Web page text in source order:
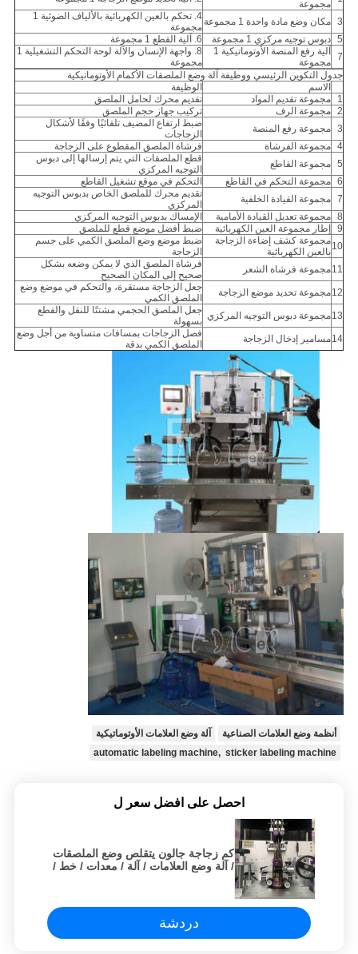
مجموعة
3 مكان وضع مادة واحدة 1 مجموعة
4. تحكم بالعين الكهربائية بالألياف الضوئية 1
مجموعة
5 دبوس توجيه مركزي 1 مجموعة
6. آلية القطع 1 مجموعة
7
آلية رفع المنصة الأوتوماتيكية 1
مجموعة
8. واجهة الإنسان والآلة لوحة التحكم التشغيلية 1
مجموعة
جدول التكوين الرئيسي ووظيفة آلة وضع الملصقات الأكمام الأوتوماتيكية
الاسم
الوظيفة
1
مجموعة تقديم المواد
تقديم محرك لحامل الملصق
2 مجموعة الرف
تركيب جهاز حجم الملصق
3 مجموعة رفع المنصة
ضبط ارتفاع المضيف تلقائيًا وفقًا لأشكال
الزجاجات
4 مجموعة الفرشاة
فرشاة الملصق المقطوع على الزجاجة
5 مجموعة القاطع
قطع الملصقات التي يتم إرسالها إلى دبوس
التوجيه المركزي
6 مجموعة التحكم في القاطع
التحكم في موقع تشغيل القاطع
7 مجموعة القيادة الخلفية
تقديم محرك للملصق الخاص بدبوس التوجيه
المركزي
8 مجموعة تعديل القيادة الأمامية
الإمساك بدبوس التوجيه المركزي
9 إطار مجموعة العين الكهربائية
ضبط أفضل موضع قطع للملصق
10مجموعة كشف إضاءة الزجاجة
بالعين الكهربائية
ضبط موضع وضع الملصق الكمي على جسم
الزجاجة
11مجموعة فرشاة الشعر
فرشاة الملصق الذي لا يمكن وضعه بشكل
صحيح إلى المكان الصحيح
12مجموعة تحديد موضع الزجاجة
جعل الزجاجة مستقرة، والتحكم في موضع وضع
الملصق الكمي
13مجموعة دبوس التوجيه المركزي جعل الملصق الحجمي مشتتًا للنقل والقطع
بسهولة
14مسامير إدخال الزجاجة
فصل الزجاجات بمسافات متساوية من أجل وضع
الملصق الكمي بدقة
أنظمة وضع العلامات الصناعية
آلة وضع العلامات الأوتوماتيكية
automatic labeling machine, sticker labeling machine
احصل على افضل سعر ل
كم زجاجة جالون يتقلص وضع الملصقات
/ آلة وضع العلامات / آلة / معدات / خط /
دردشة